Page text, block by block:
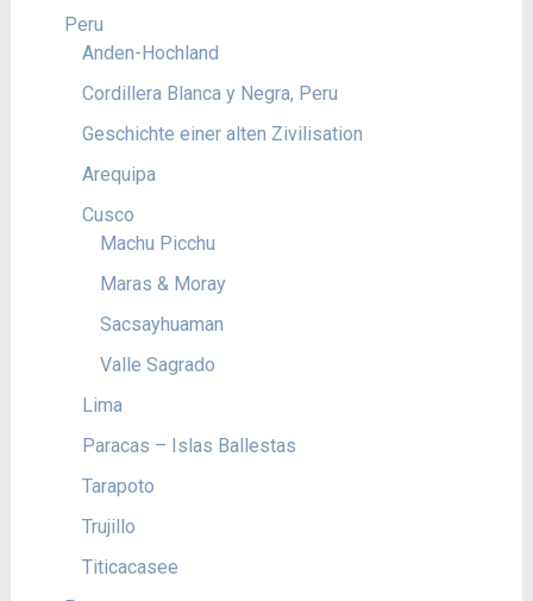
Peru
Anden-Hochland
Cordillera Blanca y Negra, Peru
Geschichte einer alten Zivilisation
Arequipa
Cusco
Machu Picchu
Maras & Moray
Sacsayhuaman
Valle Sagrado
Lima
Paracas – Islas Ballestas
Tarapoto
Trujillo
Titicacasee